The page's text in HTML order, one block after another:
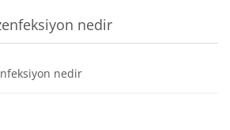
nedir
nedir